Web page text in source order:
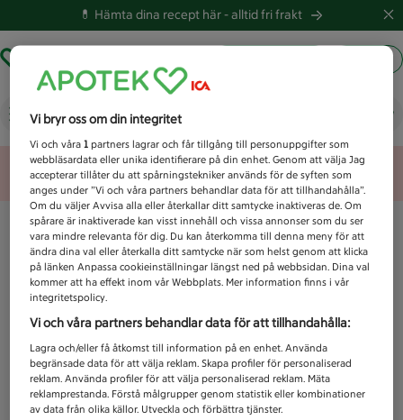
💊 Hämta dina recept här -alltid fri frakt
Vad letar du efter idag?
Unknown error
Vi bryr oss om din integritet
Vi och våra1 partners lagrar och får tillgång till personuppgifter som
webbläsardata eller unika identifierare på din enhet. Genom att välja Jag
accepterar tillåter du att spårningstekniker används för de syften som
anges under ”Vi och våra partners behandlar data för att tillhandahålla”.
Om du väljer Avvisa alla eller återkallar ditt samtycke inaktiveras de. Om
spårare är inaktiverade kan visst innehåll och vissa annonser som du ser
vara mindre relevanta för dig. Du kan återkomma till denna meny för att
ändra dina val eller återkalla ditt samtycke när som helst genom att klicka
på länken Anpassa cookieinställningar längst ned på webbsidan. Dina val
kommer att ha effekt inom vår Webbplats. Mer information finns i vår
integritetspolicy.
Vi och våra partners behandlar data för att tillhandahålla:
Lagra och/eller få åtkomst till information på en enhet. Använda
begränsade data för att välja reklam. Skapa profiler för personaliserad
reklam. Använda profiler för att välja personaliserad reklam. Mäta
reklamprestanda. Förstå målgrupper genom statistik eller kombinationer
av data från olika källor. Utveckla och förbättra tjänster.